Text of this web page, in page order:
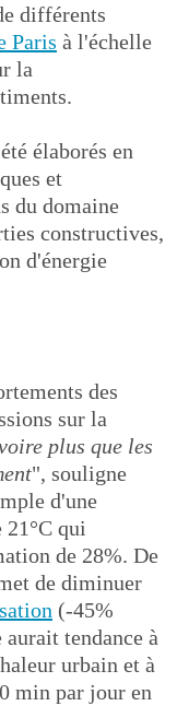
différents
Paris à l'échelle
la
élaborés en
et
du domaine
constructives,
d'énergie
des
sur la
plus que les
", souligne
d'une
21°C qui
de 28%. De
de diminuer
(-45%
tendance à
urbain et à
min par jour en